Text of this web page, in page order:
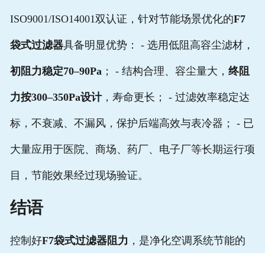
ISO9001/ISO14001双认证，针对节能场景优化的F7
袋式过滤器具备明显优势： - 选用低阻高容尘滤材，
初阻力稳定70–90Pa； - 结构合理、容尘量大， 终阻
力按300–350Pa设计，寿命更长； - 过滤效率稳定达
标，不衰减、不漏风，保护后端高效与表冷器； - 已
大量应用于医院、商场、药厂、电子厂等长期运行项
目，节能效果经过现场验证。
结语
控制好F7袋式过滤器阻力 ，是净化空调系统节能的